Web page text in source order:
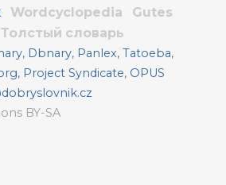
Wordcyclopedia
Gutes
Толстый словарь
, Dbnary, Panlex,Tatoeba,
, Project Syndicate, OPUS
BY-SA